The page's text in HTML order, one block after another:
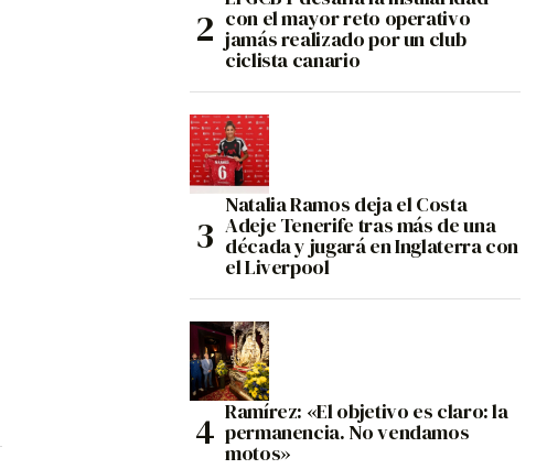
con el mayor reto operativo
jamás realizado por un club
ciclista canario
Natalia Ramos deja el Costa
Adeje Tenerife tras más de una
década y jugará en Inglaterra con
el Liverpool
Ramírez: «El objetivo es claro: la
permanencia. No vendamos
motos»